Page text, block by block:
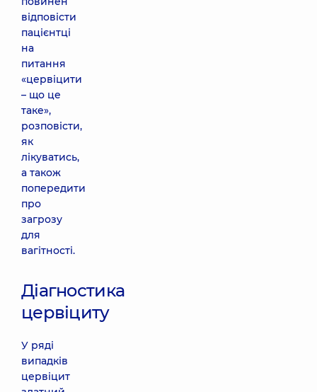
відповісти
пацієнтці
на
питання
«цервіцити
– що це
таке»,
розповісти,
як
лікуватись,
а також
попередити
про
загрозу
для
вагітності.
Діагностика
цервіциту
У ряді
випадків
цервіцит